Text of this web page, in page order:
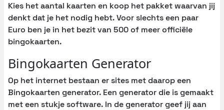
Kies het aantal kaarten en koop het pakket waarvan jij
denkt dat je het nodig hebt. Voor slechts een paar
Euro ben je in het bezit van 500 of meer officiële
bingokaarten.
Bingokaarten Generator
Op het internet bestaan er sites met daarop een
Bingokaarten generator. Een generator die is gemaakt
met een stukje software. In de generator geef jij aan